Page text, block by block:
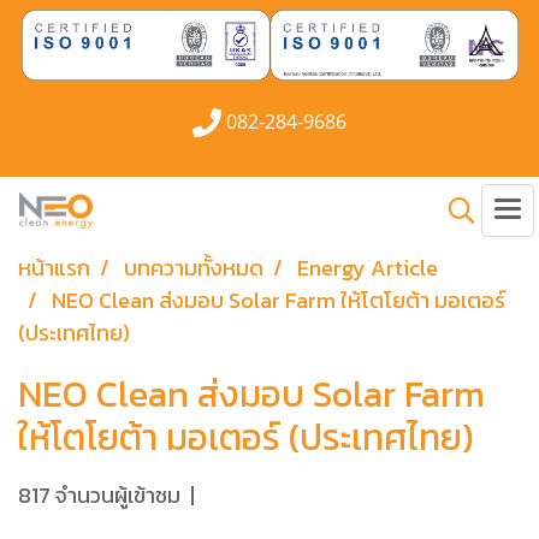
082-284-9686
หน้าแรก บทความทั้งหมด
Energy Article
NEO Clean ส่งมอบ Solar Farm ให้โตโยต้า มอเตอร์
(ประเทศไทย)
NEO Clean ส่งมอบ Solar Farm
ให้โตโยต้า มอเตอร์ (ประเทศไทย)
817 จำนวนผู้เข้าชม |